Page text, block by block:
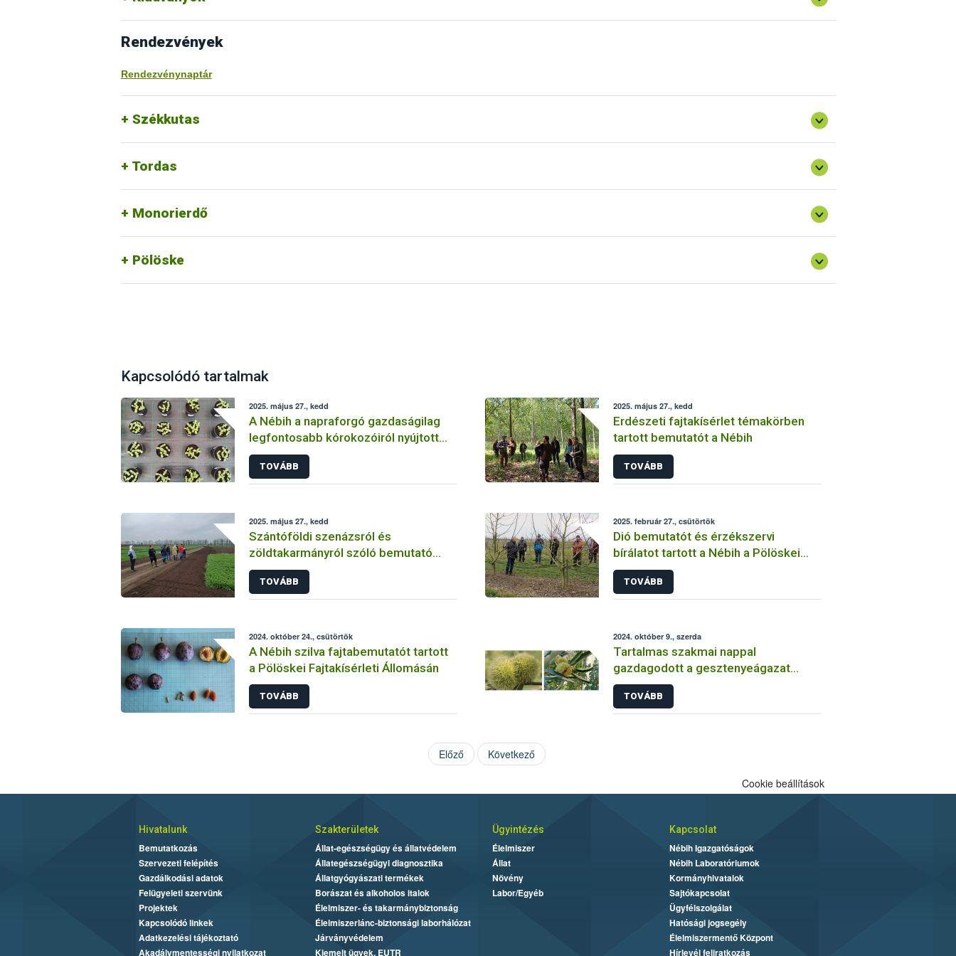
Rendezvények
Rendezvénynaptár
Székkutas
Tordas
Monorierdő
Pölöske
Kapcsolódó tartalmak
2025. május 27., kedd
A Nébih a napraforgó gazdaságilag
legfontosabb kórokozóiról nyújtott
áttekintést
TOVÁBB
2025. május 27., kedd
Erdészeti fajtakísérlet témakörben
tartott bemutatót a Nébih
TOVÁBB
2025. május 27., kedd
Szántóföldi szenázsról és
zöldtakarmányról szóló bemutató
zajlott Tordason
TOVÁBB
2025. február 27., csütörtök
Dió bemutatót és érzékszervi
bírálatot tartott a Nébih a Pölöskei
Fajtakísérleti Állomásán
TOVÁBB
2024. október 24., csütörtök
A Nébih szilva fajtabemutatót tartott
a Pölöskei Fajtakísérleti Állomásán
TOVÁBB
2024. október 9., szerda
Tartalmas szakmai nappal
gazdagodott a gesztenyeágazat
Pölöskén
TOVÁBB
Előző Következő
Cookie beállítások
Hivatalunk
Bemutatkozás
Szervezeti felépítés
Gazdálkodási adatok
Felügyeleti szervünk
Projektek
Kapcsolódó linkek
Adatkezelési tájékoztató
Akadálymentességi nyilatkozat
Szakterületek
Állat-egészségügy és állatvédelem
Állategészségügyi diagnosztika
Állatgyógyászati termékek
Borászat és alkoholos italok
Élelmiszer- és takarmánybiztonság
Élelmiszerlánc-biztonsági laborhálózat
Járványvédelem
Kiemelt ügyek, EUTR
Ügyintézés
Élelmiszer
Állat
Növény
Labor/Egyéb
Kapcsolat
Nébih Igazgatóságok
Nébih Laboratóriumok
Kormányhivatalok
Sajtókapcsolat
Ügyfélszolgálat
Hatósági jogsegély
Élelmiszermentő Központ
Hírlevél feliratkozás